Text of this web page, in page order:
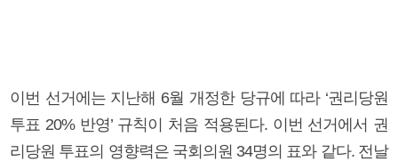
이번 선거에는 지난해 6월 개정한 당규에 따라 ‘권리당원
투표 20% 반영’ 규칙이 처음 적용된다. 이번 선거에서 권
리당원 투표의 영향력은 국회의원 34명의 표와 같다. 전날